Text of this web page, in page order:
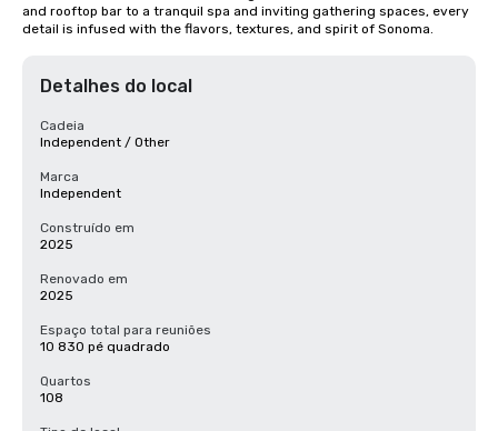
and rooftop bar to a tranquil spa and inviting gathering spaces, every
detail is infused with the flavors, textures, and spirit of Sonoma.
Detalhes do local
Cadeia
Independent / Other
Marca
Independent
Construído em
2025
Renovado em
2025
Espaço total para reuniões
10 830 pé quadrado
Quartos
108